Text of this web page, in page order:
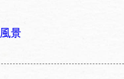
風景